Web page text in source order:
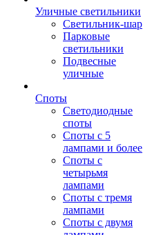
Уличные светильники
Светильник-шар
Парковые
светильники
Подвесные
уличные
Споты
Светодиодные
споты
Споты с 5
лампами и более
Споты с
четырьмя
лампами
Споты с тремя
лампами
Споты с двумя